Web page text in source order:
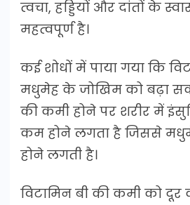
त्वचा, हड्डियों और दांतों के
महत्वपूर्ण है।
कई शोधों में पाया गया कि
मधुमेह के जोखिम को बढ़ा
की कमी होने पर शरीर में
कम होने लगता है जिससे
होने लगती है।
विटामिन बी की कमी को